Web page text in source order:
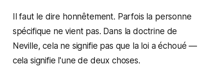
Il faut le dire honnêtement. Parfois la personne
spécifique ne vient pas. Dans la doctrine de
Neville, cela ne signifie pas que la loi a échoué —
cela signifie l'une de deux choses.